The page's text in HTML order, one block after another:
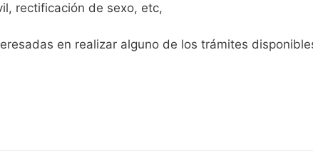
rectificación de sexo, etc,
en realizar alguno de los trámites